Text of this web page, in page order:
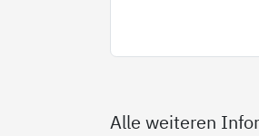
Alle weiteren